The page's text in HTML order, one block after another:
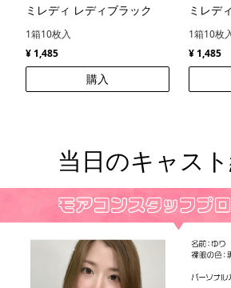
ミレディ レディブラック
1箱10枚入
¥ 1,485
購入
ミレデ
1箱10枚
¥ 1,485
当日のキャス